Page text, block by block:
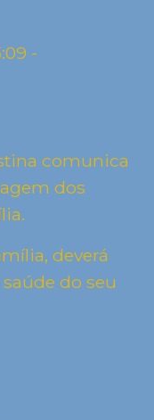
-
comunica
dos
deverá
do seu